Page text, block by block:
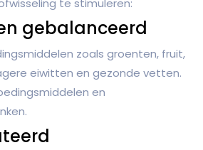
te stimuleren:
gebalanceerd
zoals groenten, fruit,
eiwitten en gezonde vetten.
en